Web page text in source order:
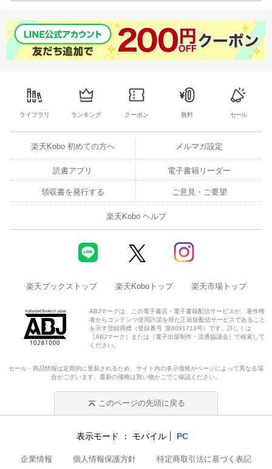
ライブラリ ランキング クーポン 無料 セール
楽天Kobo 初めての方へ メルマガ設定
読書アプリ 電子書籍リーダー
領収書を発行する ご意見・ご要望
楽天Kobo ヘルプ
楽天ブックストップ 楽天Koboトップ 楽天市場トップ
ABJマークは、この電子書店・電子書籍配信サービスが、著作権
者からコンテンツ使用許諾を得た正規版配信サービスであること
を示す登録商標（登録番号 第6091713号）です。詳しくは
［ABJマーク］または［電子出版制作・流通協議会］で検索して
ください。
セール・商品情報は定期的に更新されるため、サイト内の表示価格がページによって異なる場
合がございます。最新の価格は買い物かごでご確認ください。
このページの先頭に戻る
表示モード モバイル PC
企業情報 個人情報保護方針 特定商取引法に基づく表記